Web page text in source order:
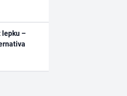
lepku –